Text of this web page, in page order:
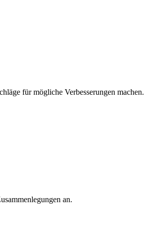
für mögliche Verbesserungen machen.
an.